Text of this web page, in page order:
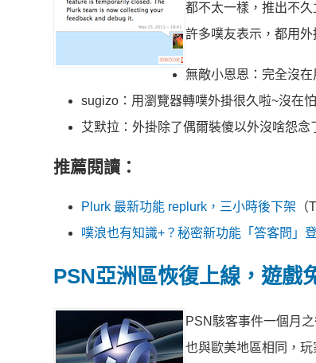
都不太一樣，推出不
許多噗友表示，都用
無敵小恩恩：完全沒
sugizo：用瀏覽器轉噗外掛很久啦~沒在
艾默拉：外掛除了偶爾裝傻以外沒啥怨
推薦閱讀：
Plurk 最新功能 replurk，三小時後下架 （
噗浪也有知識+？秘密新功能「答客問」
PSN亞洲區恢復上線，遊戲
PSN駭客事件一個月
也與歐美地區相同，